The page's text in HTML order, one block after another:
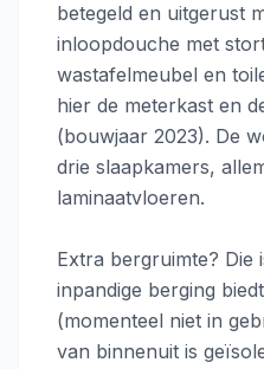
betegeld en uitgerust
inloopdouche met
wastafelmeubel en
hier de meterkast en
(bouwjaar 2023). De
drie slaapkamers,
laminaatvloeren.
Extra bergruimte? Die
inpandige berging
(momenteel niet in
van binnenuit is